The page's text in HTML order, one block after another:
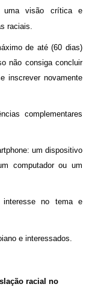
uma visão crítica e
raciais.
de até (60 dias)
não consiga concluir
inscrever novamente
complementares
um dispositivo
computador ou um
no tema e
e interessados.
racial no